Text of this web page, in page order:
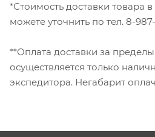
*Стоимость доставки товара
можете уточнить по тел. 8-987-
**Оплата доставки за
осуществляется только
экспедитора. Негабарит